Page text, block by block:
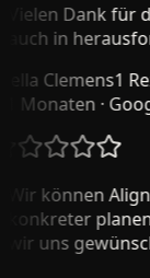
Dank für
in
Clemens1
· Google
können
planen
uns gewünscht